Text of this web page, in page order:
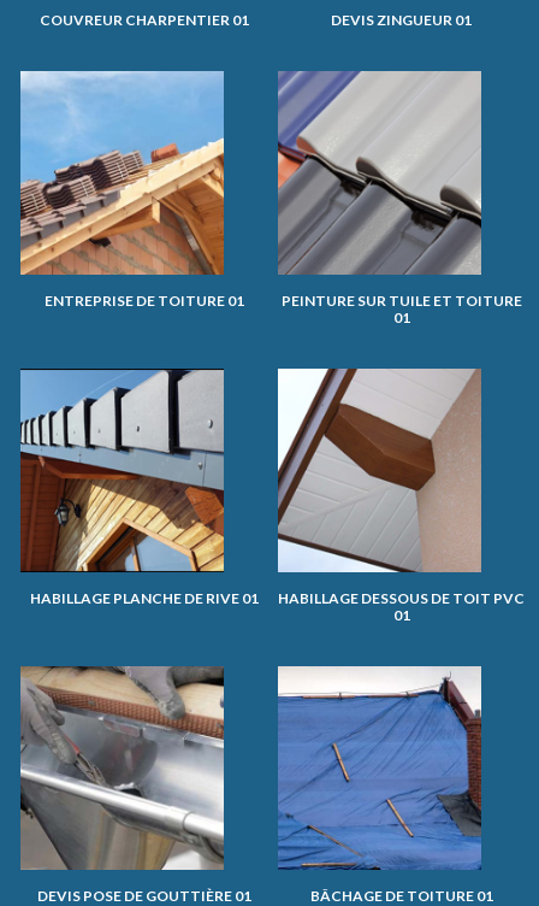
COUVREUR CHARPENTIER 01 DEVIS ZINGUEUR 01
ENTREPRISE DE TOITURE 01
PEINTURE SUR TUILE ET TOITURE
01
HABILLAGE PLANCHE DE RIVE 01
HABILLAGE DESSOUS DE TOIT PVC
01
DEVIS POSE DE GOUTTIÈRE 01 BÂCHAGE DE TOITURE 01